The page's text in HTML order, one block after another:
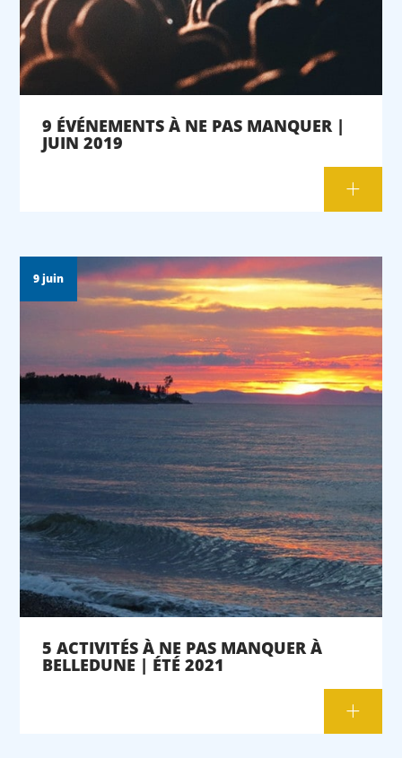
9 ÉVÉNEMENTS À NE PAS MANQUER |
JUIN 2019
9 juin
5 ACTIVITÉS À NE PAS MANQUER À
BELLEDUNE | ÉTÉ 2021